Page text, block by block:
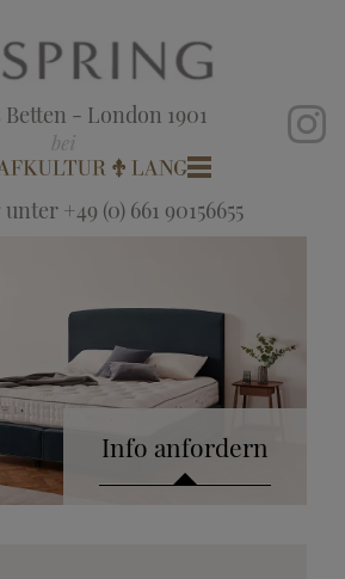
Betten - London 1901
+49 (0) 661 90156655
Info anfordern